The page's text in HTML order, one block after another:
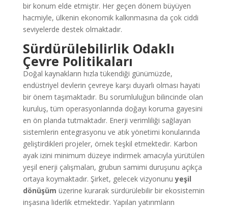
bir konum elde etmiştir. Her geçen dönem büyüyen
hacmiyle, ülkenin ekonomik kalkınmasına da çok ciddi
seviyelerde destek olmaktadır.
Sürdürülebilirlik Odaklı
Çevre Politikaları
Doğal kaynakların hızla tükendiği günümüzde,
endüstriyel devlerin çevreye karşı duyarlı olması hayati
bir önem taşımaktadır. Bu sorumluluğun bilincinde olan
kuruluş, tüm operasyonlarında doğayı koruma gayesini
en ön planda tutmaktadır. Enerji verimliliği sağlayan
sistemlerin entegrasyonu ve atık yönetimi konularında
geliştirdikleri projeler, örnek teşkil etmektedir. Karbon
ayak izini minimum düzeye indirmek amacıyla yürütülen
yeşil enerji çalışmaları, grubun samimi duruşunu açıkça
ortaya koymaktadır. Şirket, gelecek vizyonunuyeşil
dönüşüm üzerine kurarak sürdürülebilir bir ekosistemin
inşasına liderlik etmektedir. Yapılan yatırımların